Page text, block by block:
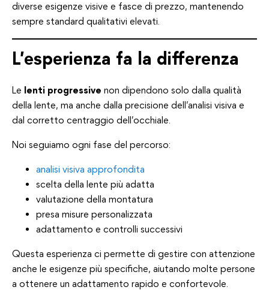
diverse esigenze visive e fasce di prezzo, mantenendo
sempre standard qualitativi elevati.
L’esperienza fa la differenza
Le lenti progressive non dipendono solo dalla qualità
della lente, ma anche dalla precisione dell’analisi visiva e
dal corretto centraggio dell’occhiale.
Noi seguiamo ogni fase del percorso:
analisi visiva approfondita
scelta della lente più adatta
valutazione della montatura
presa misure personalizzata
adattamento e controlli successivi
Questa esperienza ci permette di gestire con attenzione
anche le esigenze più specifiche, aiutando molte persone
a ottenere un adattamento rapido e confortevole.